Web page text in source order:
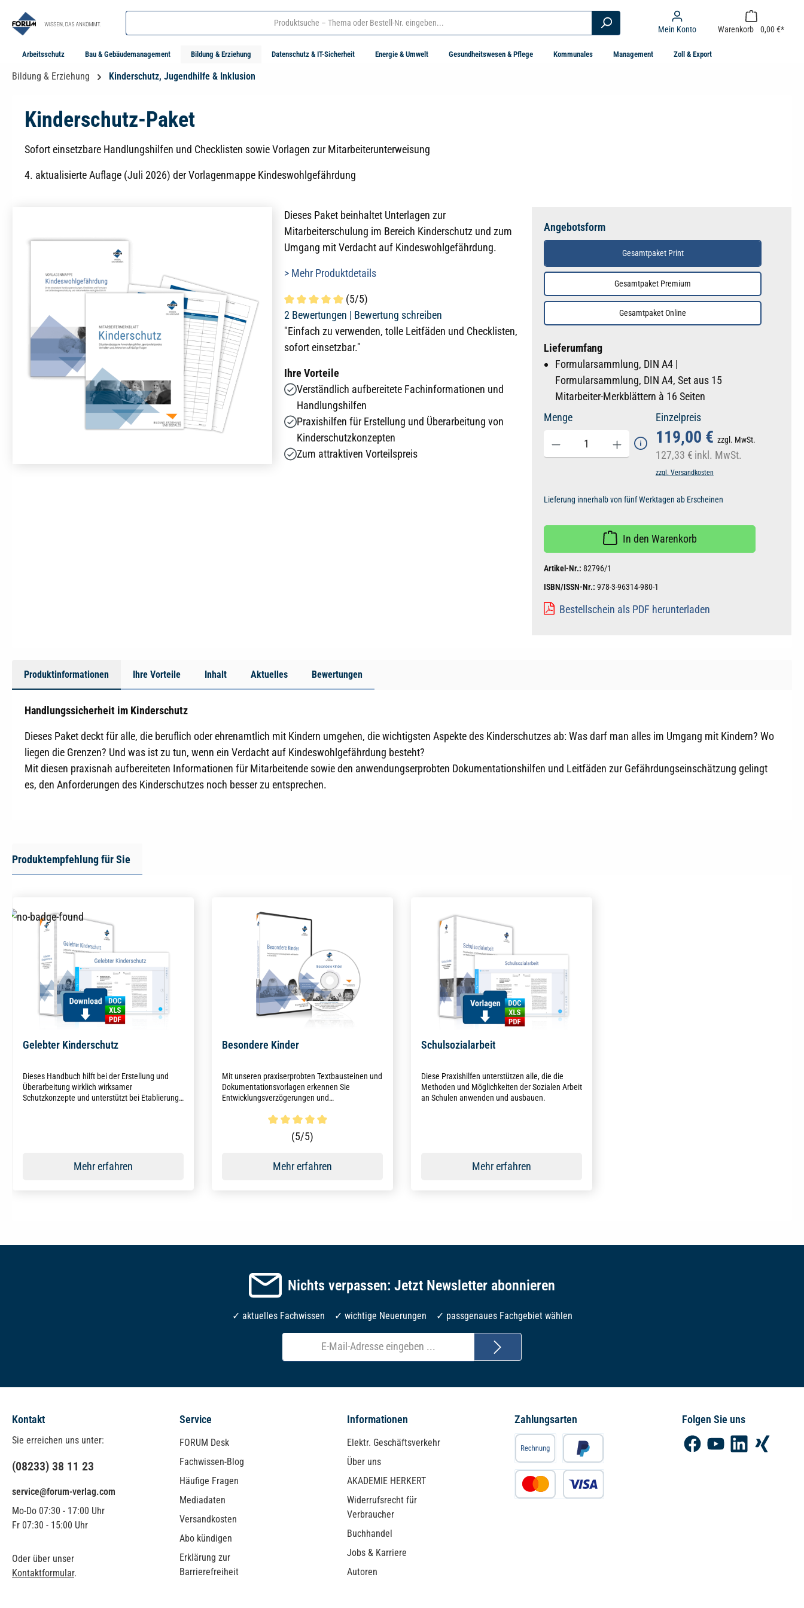
Zur Hauptnavigation springen
Mein Konto Warenkorb 0,00 €*
Arbeitsschutz Bau & Gebäudemanagement Bildung & Erziehung Datenschutz & IT-Sicherheit Energie & Umwelt Gesundheitswesen & Pflege Kommunales Management Zoll & Export
Bildung & Erziehung Kinderschutz, Jugendhilfe & Inklusion
Kinderschutz-Paket
Sofort einsetzbare Handlungshilfen und Checklisten sowie Vorlagen zur Mitarbeiterunterweisung
4. aktualisierte Auflage (Juli 2026) der Vorlagenmappe Kindeswohlgefährdung
Dieses Paket beinhaltet Unterlagen zur
Mitarbeiterschulung im Bereich Kinderschutz und zum
Umgang mit Verdacht auf Kindeswohlgefährdung.
> Mehr Produktdetails
Durchschnittliche Bewertung von 5 von 5 Sternen
(5/5)
2 Bewertungen | Bewertung schreiben
"Einfach zu verwenden, tolle Leitfäden und Checklisten,
sofort einsetzbar."
Ihre Vorteile
Verständlich aufbereitete Fachinformationen und
Handlungshilfen
Praxishilfen für Erstellung und Überarbeitung von
Kinderschutzkonzepten
Zum attraktiven Vorteilspreis
Angebotsform
Gesamtpaket Print
Gesamtpaket Premium
Gesamtpaket Online
Lieferumfang
Formularsammlung, DIN A4 |
Formularsammlung, DIN A4, Set aus 15
Mitarbeiter-Merkblättern à 16 Seiten
Menge
Einzelpreis
119,00 € zzgl. MwSt.
127,33 € inkl. MwSt.
zzgl. Versandkosten
Lieferung innerhalb von fünf Werktagen ab Erscheinen
In den Warenkorb
Artikel-Nr.: 82796/1
ISBN/ISSN-Nr.: 978-3-96314-980-1
Bestellschein als PDF herunterladen
Produktinformationen Ihre Vorteile Inhalt Aktuelles Bewertungen
Handlungssicherheit im Kinderschutz
Dieses Paket deckt für alle, die beruflich oder ehrenamtlich mit Kindern umgehen, die wichtigsten Aspekte des Kinderschutzes ab: Was darf man alles im Umgang mit Kindern? Wo
liegen die Grenzen? Und was ist zu tun, wenn ein Verdacht auf Kindeswohlgefährdung besteht?
Mit diesen praxisnah aufbereiteten Informationen für Mitarbeitende sowie den anwendungserprobten Dokumentationshilfen und Leitfäden zur Gefährdungseinschätzung gelingt
es, den Anforderungen des Kinderschutzes noch besser zu entsprechen.
Produktempfehlung für Sie
Gelebter Kinderschutz
Dieses Handbuch hilft bei der Erstellung und
Überarbeitung wirklich wirksamer
Schutzkonzepte und unterstützt bei Etablierung
Mehr erfahren
Besondere Kinder
Mit unseren praxiserprobten Textbausteinen und
Dokumentationsvorlagen erkennen Sie
Entwicklungsverzögerungen und
Jugendlichen, können diese dokumentieren und
professionell begleiten.
Durchschnittliche Bewertung von 5 von 5 Sternen
(5/5)
Mehr erfahren
Schulsozialarbeit
Diese Praxishilfen unterstützen alle, die die
Methoden und Möglichkeiten der Sozialen Arbeit
an Schulen anwenden und ausbauen.
Mehr erfahren
Nichts verpassen: Jetzt Newsletter abonnieren
✓ aktuelles Fachwissen ✓ wichtige Neuerungen ✓ passgenaues Fachgebiet wählen
Kontakt
Sie erreichen uns unter:
(08233) 38 11 23
service@forum-verlag.com
Mo-Do 07:30 - 17:00 Uhr
Fr 07:30 - 15:00 Uhr
Oder über unser
Kontaktformular.
Service
FORUM Desk
Fachwissen-Blog
Häufige Fragen
Mediadaten
Versandkosten
Abo kündigen
Erklärung zur
Barrierefreiheit
Informationen
Elektr. Geschäftsverkehr
Über uns
AKADEMIE HERKERT
Widerrufsrecht für
Verbraucher
Buchhandel
Jobs & Karriere
Autoren
Zahlungsarten Folgen Sie uns
FacebookYouTubeLinkedInXing